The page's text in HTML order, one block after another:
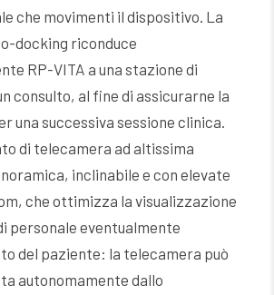
che movimenti il dispositivo. La
docking riconduce
RP-VITA a una stazione di
consulto, al fine di assicurarne la
una successiva sessione clinica.
di telecamera ad altissima
inclinabile e con elevate
che ottimizza la visualizzazione
personale eventualmente
del paziente: la telecamera può
autonomamente dallo